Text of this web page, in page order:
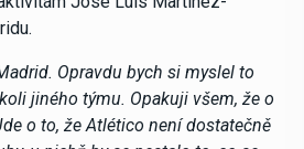
Opravdu bych si myslel to
jiného týmu. Opakuji všem, že o
o to, že Atlético není dostatečně